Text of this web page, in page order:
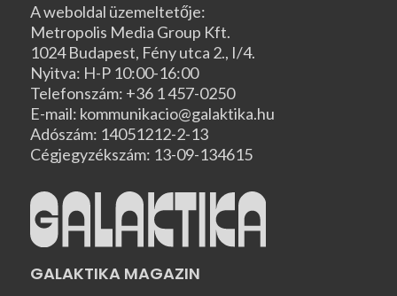
A weboldal üzemeltetője:
Metropolis Media Group Kft.
1024 Budapest, Fény utca 2., I/4.
Nyitva: H-P 10:00-16:00
Telefonszám: +36 1 457-0250
E-mail: kommunikacio@galaktika.hu
Adószám: 14051212-2-13
Cégjegyzékszám: 13-09-134615
GALAKTIKA MAGAZIN